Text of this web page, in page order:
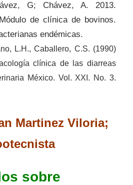
G; Chávez, A. 2013.
de clínica de bovinos.
endémicas.
L.H., Caballero, C.S. (1990)
clínica de las diarreas
México. Vol. XXI. No. 3.
Martinez Viloria;
sobre